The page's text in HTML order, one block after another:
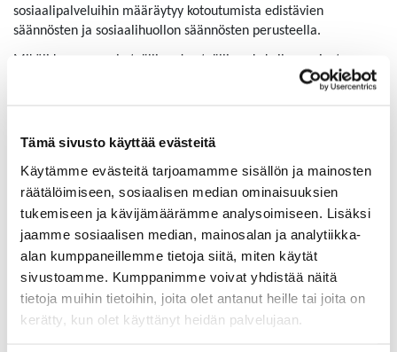
Tämä sivusto käyttää evästeitä
Käytämme evästeitä tarjoamamme sisällön ja mainosten
räätälöimiseen, sosiaalisen median ominaisuuksien
tukemiseen ja kävijämäärämme analysoimiseen. Lisäksi
jaamme sosiaalisen median, mainosalan ja analytiikka-
alan kumppaneillemme tietoja siitä, miten käytät
sivustoamme. Kumppanimme voivat yhdistää näitä
tietoja muihin tietoihin, joita olet antanut heille tai joita on
kerätty, kun olet käyttänyt heidän palvelujaan.
sosiaalipalveluihin määräytyy kotoutumista edistävien
säännösten ja sosiaalihuollon säännösten perusteella.
Mikäli kunnassa ole työllisyyden työllisyyskokeilua, voivat
tilapäistä suojelua saavat ilmoittautua työnhakijaksi TE-
Lakimuutos mahdollistaa korvauksen kunnille
Kotoutumislakia on muutettu siten, että Ukrainasta paenneiden
kotoutumista edistävät palvelut voidaan turvata. Tehdyn
muutoksen jälkeen valtio voi maksaa kunnille ja
hyvinvointialueille korvauksia kotoutumista edistävien
palveluiden järjestämisestä tilapäistä suojelua saaville, kun
tilapäistäsuojelua saavalla on kotikunta.
Kunnalle aiheutuneita kustannuksia voidaan korvata, mikäli
kunnalla on kotouttamisohjelma ja sillä on ELY-keskuksen kanssa